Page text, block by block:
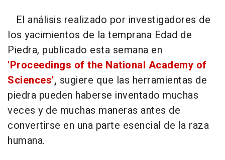
El análisis realizado por investigadores de
los yacimientos de la temprana Edad de
Piedra, publicado esta semana en
'Proceedings of the National Academy of
Sciences', sugiere que las herramientas de
piedra pueden haberse inventado muchas
veces y de muchas maneras antes de
convertirse en una parte esencial de la raza
humana.